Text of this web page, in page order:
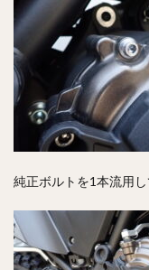
純正ボルトを1本流用し